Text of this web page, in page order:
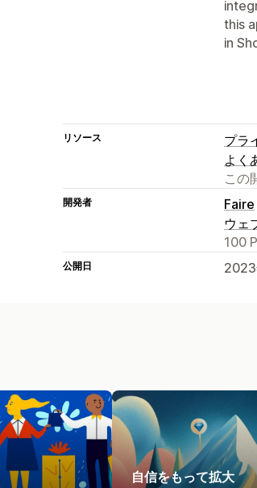
this
in
リソース
プラ
よく
この
開発者
Faire
ウェ
100
公開日
自信をもって拡大